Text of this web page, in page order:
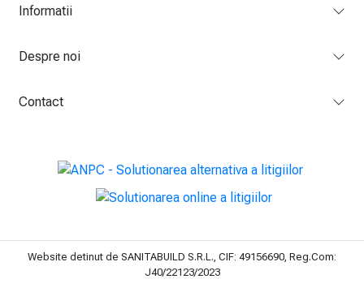
Informatii
Despre noi
Contact
Website detinut de SANITABUILD S.R.L., CIF: 49156690, Reg.Com:
J40/22123/2023